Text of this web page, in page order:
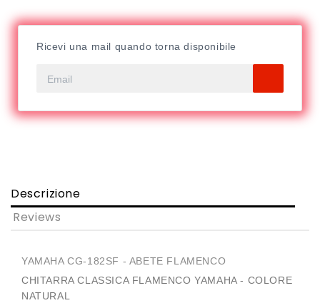
Ricevi una mail quando torna disponibile
Descrizione
Reviews
YAMAHA CG-182SF - ABETE FLAMENCO
CHITARRA CLASSICA FLAMENCO YAMAHA - COLORE
NATURAL